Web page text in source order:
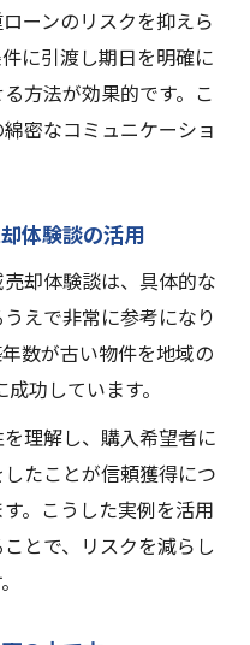
ーンのリスクを抑えら
に引渡し期日を明確に
方法が効果的です。こ
密なコミュニケーショ
体験談の活用
却体験談は、具体的な
えで非常に参考になり
数が古い物件を地域の
功しています。
理解し、購入希望者に
たことが信頼獲得につ
。こうした実例を活用
とで、リスクを減らし